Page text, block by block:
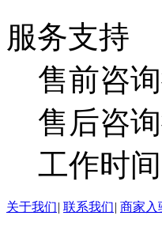
服务支持
售前咨
售后咨
工作时
关于我们| 联系我们| 商家入